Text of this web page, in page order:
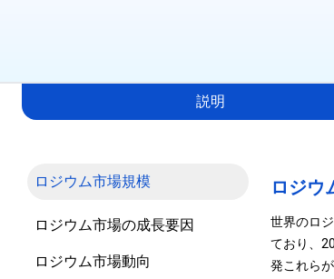
説明
ロジウム市場規模
ロジウム市場の成長要因
ロジウム市場動向
ロジウ
世界のロ
ており、
発これら